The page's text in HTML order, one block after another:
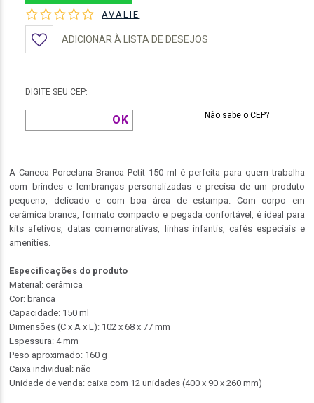
AVALIE
ADICIONAR À LISTA DE DESEJOS
DIGITE SEU CEP:
Não sabe o CEP?
A Caneca Porcelana Branca Petit 150 ml é perfeita para quem trabalha
com brindes e lembranças personalizadas e precisa de um produto
pequeno, delicado e com boa área de estampa. Com corpo em
cerâmica branca, formato compacto e pegada confortável, é ideal para
kits afetivos, datas comemorativas, linhas infantis, cafés especiais e
amenities.
Especificações do produto
Material: cerâmica
Cor: branca
Capacidade: 150 ml
Dimensões (C x A x L): 102 x 68 x 77 mm
Espessura: 4 mm
Peso aproximado: 160 g
Caixa individual: não
Unidade de venda: caixa com 12 unidades (400 x 90 x 260 mm)